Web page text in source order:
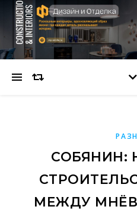
СОБЯНИН:
МЕЖДУ